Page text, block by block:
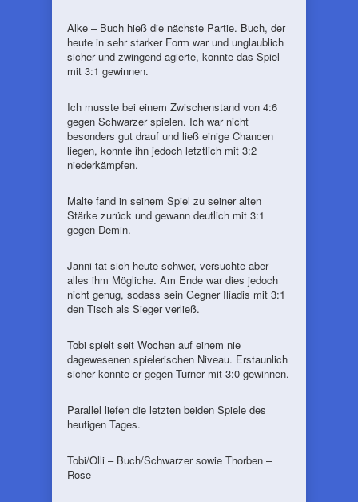
Alke – Buch hieß die nächste Partie. Buch, der
heute in sehr starker Form war und unglaublich
sicher und zwingend agierte, konnte das Spiel
mit 3:1 gewinnen.
Ich musste bei einem Zwischenstand von 4:6
gegen Schwarzer spielen. Ich war nicht
besonders gut drauf und ließ einige Chancen
liegen, konnte ihn jedoch letztlich mit 3:2
niederkämpfen.
Malte fand in seinem Spiel zu seiner alten
Stärke zurück und gewann deutlich mit 3:1
gegen Demin.
Janni tat sich heute schwer, versuchte aber
alles ihm Mögliche. Am Ende war dies jedoch
nicht genug, sodass sein Gegner Iliadis mit 3:1
den Tisch als Sieger verließ.
Tobi spielt seit Wochen auf einem nie
dagewesenen spielerischen Niveau. Erstaunlich
sicher konnte er gegen Turner mit 3:0 gewinnen.
Parallel liefen die letzten beiden Spiele des
heutigen Tages.
Tobi/Olli – Buch/Schwarzer sowie Thorben –
Rose